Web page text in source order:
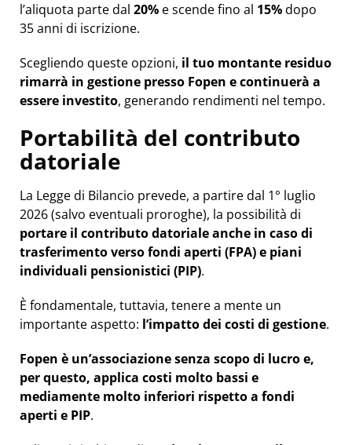
l’aliquota parte dal 20% e scende fino al 15%dopo
35 anni di iscrizione.
Scegliendo queste opzioni, il tuo montante residuo
rimarrà in gestione presso Fopen e continuerà a
essere investito, generando rendimenti nel tempo.
Portabilità del contributo
datoriale
La Legge di Bilancio prevede, a partire dal 1° luglio
2026 (salvo eventuali proroghe), la possibilità di
portare il contributo datoriale anche in caso di
trasferimento verso fondi aperti (FPA) e piani
individuali pensionistici (PIP).
È fondamentale, tuttavia, tenere a mente un
importante aspetto: l’impatto dei costi di gestione.
Fopen è un’associazione senza scopo di lucro e,
per questo, applica costi molto bassi e
mediamente molto inferiori rispetto a fondi
aperti e PIP.